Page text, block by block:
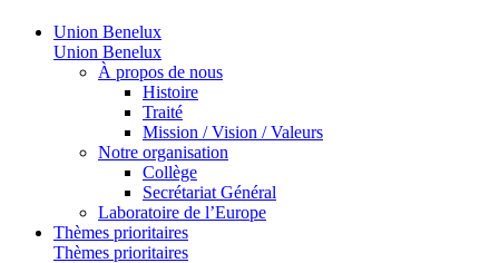
Union Benelux
Union Benelux
À propos de nous
Histoire
Traité
Mission / Vision / Valeurs
Notre organisation
Collège
Secrétariat Général
Laboratoire de l’Europe
Thèmes prioritaires
Thèmes prioritaires